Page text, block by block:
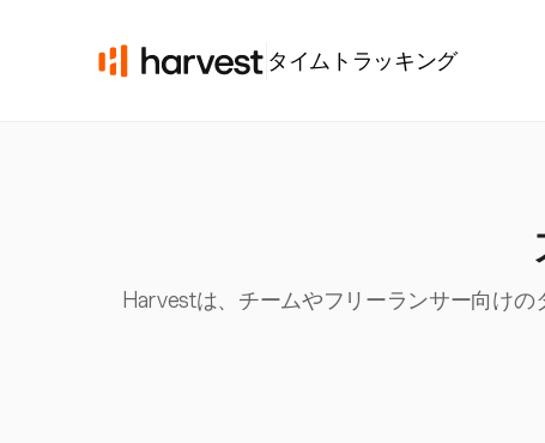
タイムトラッキング
Harvestは、チームやフリーランサー向け